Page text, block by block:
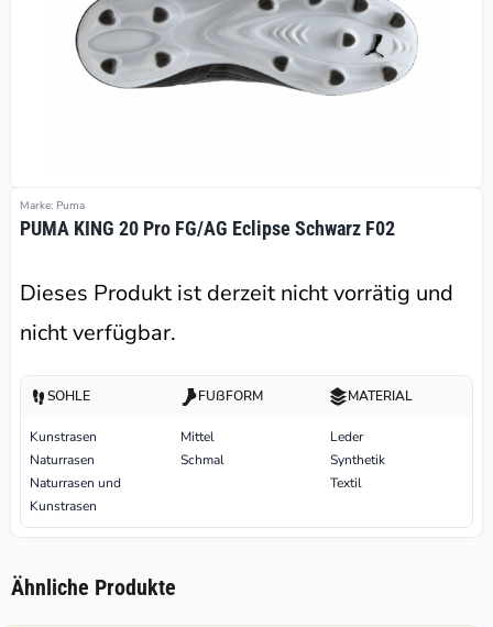
Marke: Puma
PUMA KING 20 Pro FG/AG Eclipse Schwarz F02
Dieses Produkt ist derzeit nicht vorrätig und
nicht verfügbar.
SOHLE
Kunstrasen
Naturrasen
Naturrasen und
Kunstrasen
FUßFORM
Mittel
Schmal
MATERIAL
Leder
Synthetik
Textil
Ähnliche Produkte